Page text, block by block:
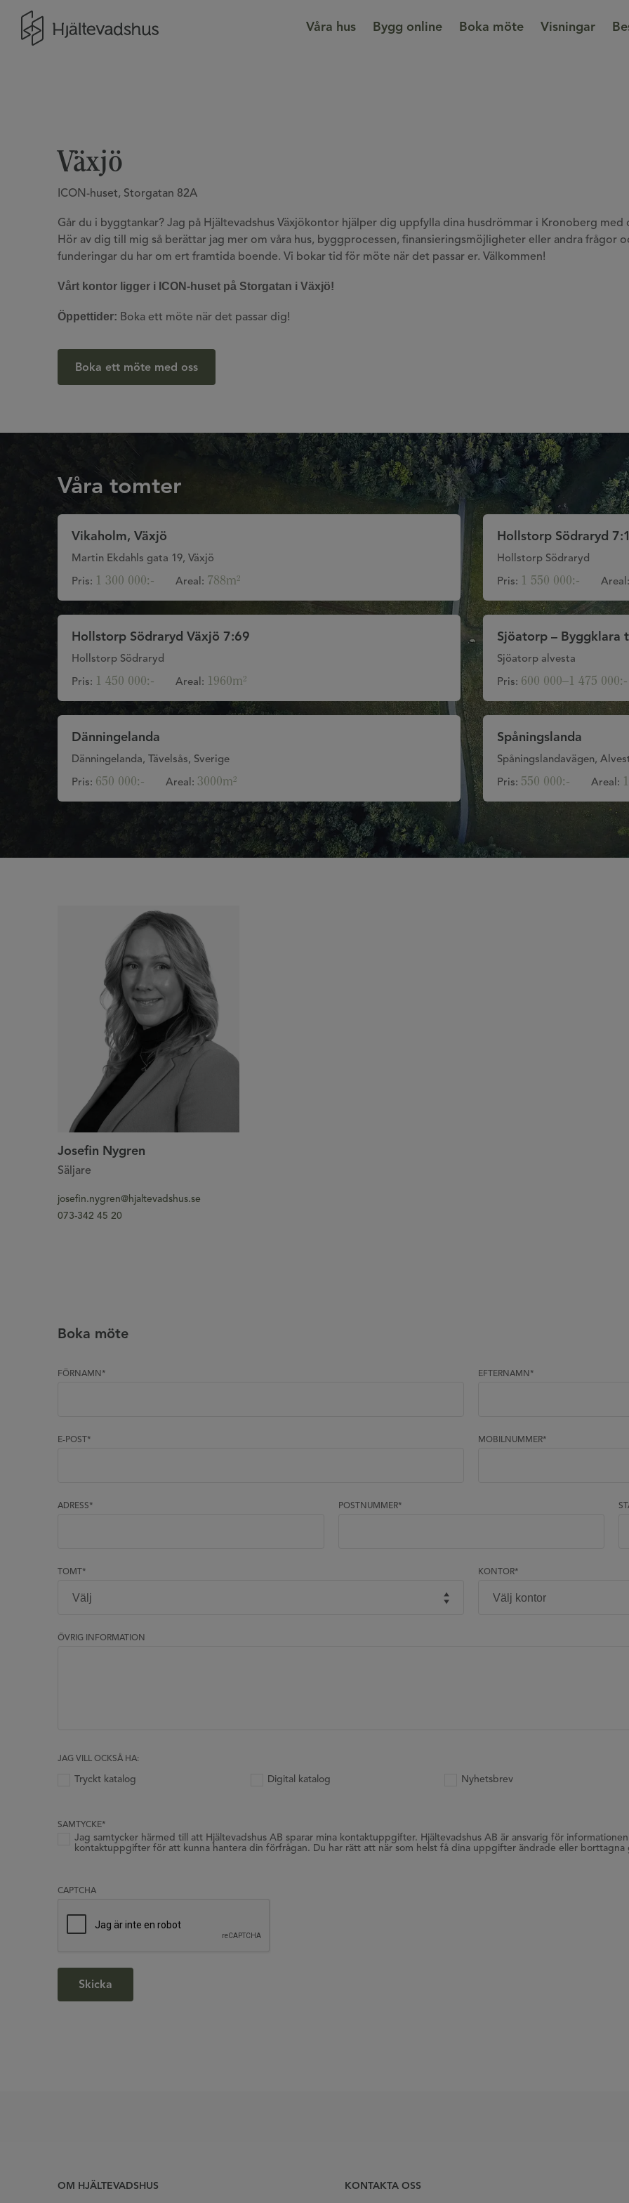
Våra hus Bygg online Boka möte Visningar
Växjö
ICON-huset, Storgatan 82A
Går du i byggtankar? Jag på Hjältevadshus Växjökontor hjälper dig uppfylla dina husdrömmar i Kronoberg med
Hör av dig till mig så berättar jag mer om våra hus, byggprocessen, finansieringsmöjligheter eller andra frågor
funderingar du har om ert framtida boende. Vi bokar tid för möte när det passar er. Välkommen!
Vårt kontor ligger i ICON-huset på Storgatan i Växjö!
Öppettider: Boka ett möte när det passar dig!
Boka ett möte med oss
Våra tomter
Vikaholm, Växjö
Martin Ekdahls gata 19, Växjö
Pris: 1 300 000:- Areal: 788m²
Hollstorp Södraryd
Hollstorp Södraryd
Pris: 1 550 000:- Areal:
Hollstorp Södraryd Växjö 7:69
Hollstorp Södraryd
Pris: 1 450 000:- Areal: 1960m²
Sjöatorp – Byggklara
Sjöatorp alvesta
Pris: 600 000–1 475 000:-
Dänningelanda
Dänningelanda, Tävelsås, Sverige
Pris: 650 000:- Areal: 3000m²
Spåningslanda
Spåningslandavägen,
Pris: 550 000:- Areal:
Josefin Nygren
Säljare
josefin.nygren@hjaltevadshus.se
073-342 45 20
Boka möte
FÖRNAMN * EFTERNAMN *
E-POST * MOBILNUMMER*
ADRESS* POSTNUMMER*
TOMT * KONTOR*
ÖVRIG INFORMATION
JAG VILL OCKSÅ HA:
Tryckt katalog Digital katalog Nyhetsbrev
SAMTYCKE*
Jag samtycker härmed till att Hjältevadshus AB sparar mina kontaktuppgifter. Hjältevadshus AB är ansvarig för
kontaktuppgifter för att kunna hantera din förfrågan. Du har rätt att när som helst få dina uppgifter ändrade eller borttagna
CAPTCHA
OM HJÄLTEVADSHUS KONTAKTA OSS